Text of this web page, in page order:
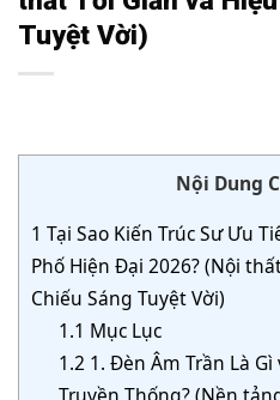
Tuyệt Vời)
Nội Dung
1 Tại Sao Kiến Trúc Sư Ưu
Phố Hiện Đại 2026? (Nội
Chiếu Sáng Tuyệt Vời)
1.1 Mục Lục
1.2 1. Đèn Âm Trần Là